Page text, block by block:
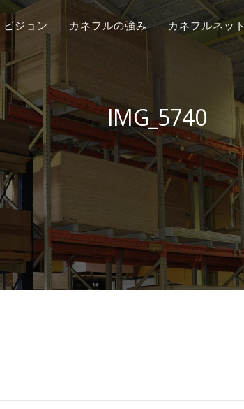
ビジョン カネフルの強み カネフルネット
IMG_5740